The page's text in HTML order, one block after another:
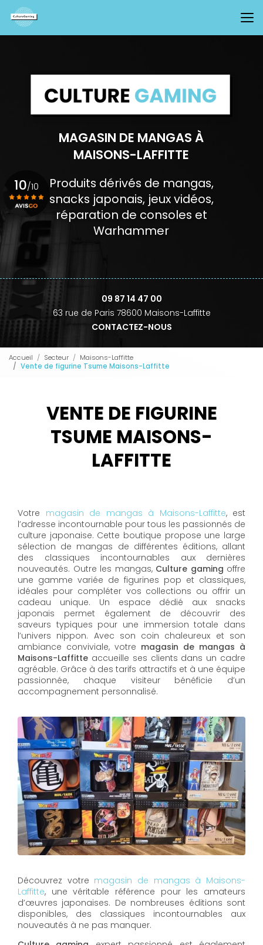
au
contenu
principal
MAGASIN DE MANGAS À
MAISONS-LAFFITTE
Produits dérivés de mangas,
snacks japonais, jeux vidéos,
réparation de consoles et
Warhammer
09 87 14 47 00
63 rue de Paris 78600 Maisons-Laffitte
CONTACTEZ-NOUS
10/10
Voir le certificat
Accueil Secteur
Maisons-Laffitte
Vente de figurine Tsume Maisons-Laffitte
VENTE DE FIGURINE
TSUME MAISONS-
LAFFITTE
Votre magasin de mangas à Maisons-Laffitte, est
l’adresse incontournable pour tous les passionnés de
culture japonaise. Cette boutique propose une large
sélection de mangas de différentes éditions, allant
des classiques incontournables aux dernières
nouveautés. Outre les mangas,Culture gaming offre
une gamme variée de figurines pop et classiques,
idéales pour compléter vos collections ou offrir un
cadeau unique. Un espace dédié aux snacks
japonais permet également de découvrir des
saveurs typiques pour une immersion totale dans
l’univers nippon. Avec son coin chaleureux et son
ambiance conviviale, votre magasin de mangas à
Maisons-Laffitte accueille ses clients dans un cadre
agréable. Grâce à des tarifs attractifs et à une équipe
passionnée, chaque visiteur bénéficie d’un
accompagnement personnalisé.
Découvrez votre magasin de mangas à Maisons-
Laffitte, une véritable référence pour les amateurs
d’œuvres japonaises. De nombreuses éditions sont
disponibles, des classiques incontournables aux
nouveautés à ne pas manquer.